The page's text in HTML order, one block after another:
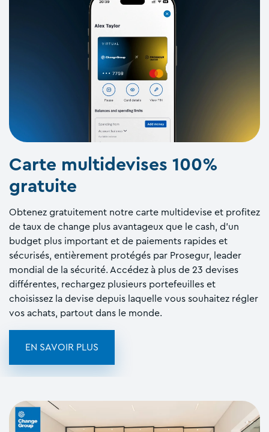
Carte multidevises 100%
gratuite
Obtenez gratuitement notre carte multidevise et profitez
de taux de change plus avantageux que le cash, d'un
budget plus important et de paiements rapides et
sécurisés, entièrement protégés par Prosegur, leader
mondial de la sécurité. Accédez à plus de 23 devises
différentes, rechargez plusieurs portefeuilles et
choisissez la devise depuis laquelle vous souhaitez régler
vos achats, partout dans le monde.
EN SAVOIR PLUS